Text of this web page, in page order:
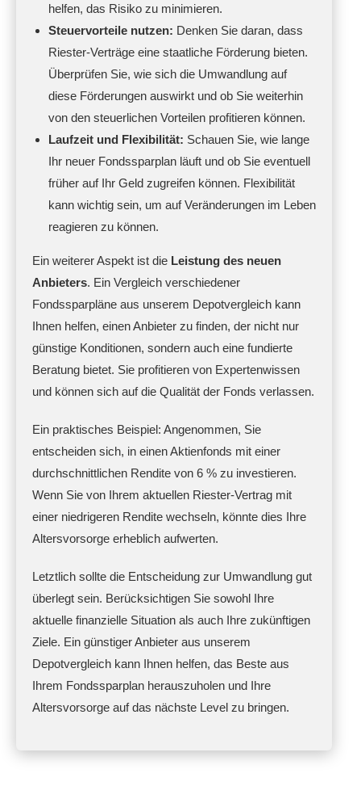
helfen, das Risiko zu minimieren.
Steuervorteile nutzen: Denken Sie daran, dass
Riester-Verträge eine staatliche Förderung bieten.
Überprüfen Sie, wie sich die Umwandlung auf
diese Förderungen auswirkt und ob Sie weiterhin
von den steuerlichen Vorteilen profitieren können.
Laufzeit und Flexibilität: Schauen Sie, wie lange
Ihr neuer Fondssparplan läuft und ob Sie eventuell
früher auf Ihr Geld zugreifen können. Flexibilität
kann wichtig sein, um auf Veränderungen im Leben
reagieren zu können.
Ein weiterer Aspekt ist die Leistung des neuen
Anbieters. Ein Vergleich verschiedener
Fondssparpläne aus unserem Depotvergleich kann
Ihnen helfen, einen Anbieter zu finden, der nicht nur
günstige Konditionen, sondern auch eine fundierte
Beratung bietet. Sie profitieren von Expertenwissen
und können sich auf die Qualität der Fonds verlassen.
Ein praktisches Beispiel: Angenommen, Sie
entscheiden sich, in einen Aktienfonds mit einer
durchschnittlichen Rendite von 6 % zu investieren.
Wenn Sie von Ihrem aktuellen Riester-Vertrag mit
einer niedrigeren Rendite wechseln, könnte dies Ihre
Altersvorsorge erheblich aufwerten.
Letztlich sollte die Entscheidung zur Umwandlung gut
überlegt sein. Berücksichtigen Sie sowohl Ihre
aktuelle finanzielle Situation als auch Ihre zukünftigen
Ziele. Ein günstiger Anbieter aus unserem
Depotvergleich kann Ihnen helfen, das Beste aus
Ihrem Fondssparplan herauszuholen und Ihre
Altersvorsorge auf das nächste Level zu bringen.